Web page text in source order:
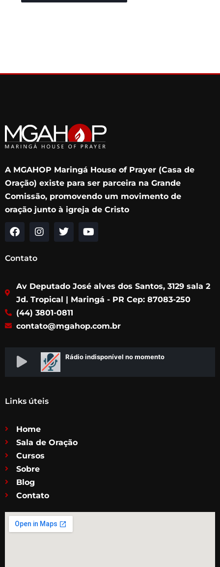
A MGAHOP Maringá House of Prayer (Casa de
Oração) existe para ser parceira na Grande
Comissão, promovendo um movimento de
oração junto à igreja de Cristo
F
c
o
o
k
I
g
r
a
m
T
e
r
Y
b
e
Contato
Av Deputado José alves dos Santos, 3129 sala 2
Jd. Tropical | Maringá - PR Cep: 87083-250
(44) 3801-0811
contato@mgahop.com.br
Links úteis
Home
Sala de Oração
Cursos
Sobre
Blog
Contato